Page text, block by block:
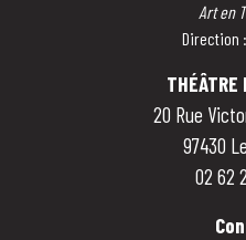
Art en
Direction
THÉÂTRE
20 Rue
97430
02 62